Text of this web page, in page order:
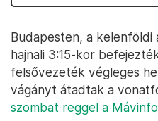
Budapesten, a kelenföldi
hajnali 3:15-kor
felsővezeték végleges
vágányt átadtak a
szombat reggel a